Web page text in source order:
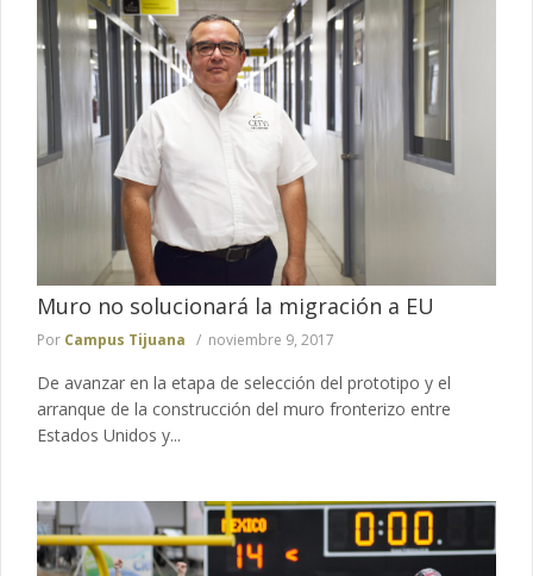
Muro no solucionará la migración a EU
Por Campus Tijuana noviembre 9, 2017
De avanzar en la etapa de selección del prototipo y el
arranque de la construcción del muro fronterizo entre
Estados Unidos y...